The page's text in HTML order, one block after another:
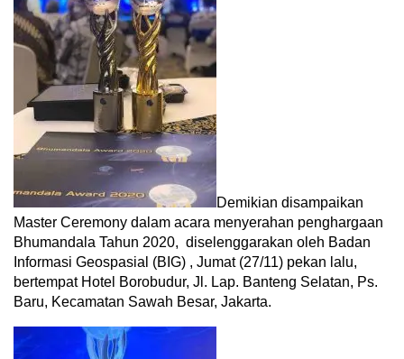
Demikian disampaikan
Master Ceremony dalam acara menyerahan penghargaan
Bhumandala Tahun 2020, diselenggarakan oleh Badan
Informasi Geospasial (BIG) , Jumat (27/11) pekan lalu,
bertempat Hotel Borobudur, Jl. Lap. Banteng Selatan, Ps.
Baru, Kecamatan Sawah Besar, Jakarta.